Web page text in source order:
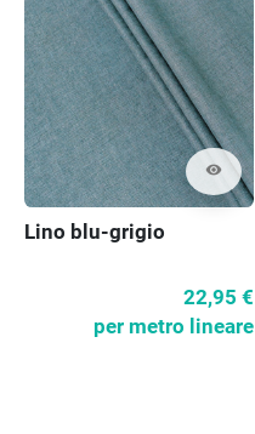
visibility
Lino blu-grigio
22,95 €
per metro lineare